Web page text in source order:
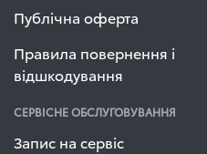
Публічна оферта
Правила повернення і
відшкодування
СЕРВІСНЕ ОБСЛУГОВУВАННЯ
Запис на сервіс